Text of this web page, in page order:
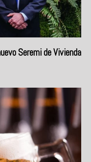
Seremi de Vivienda